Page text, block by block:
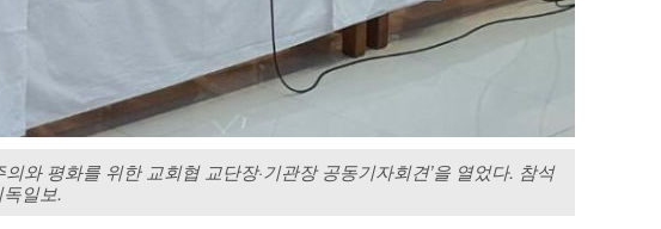
와 평화를 위한 교회협 교단장·기관장 공동기자회견’을 열었다. 참석
일보.